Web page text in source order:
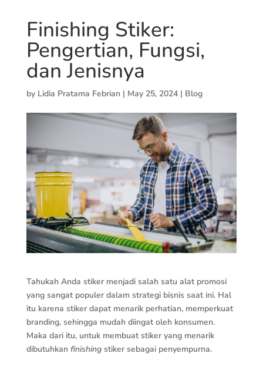
Finishing Stiker:
Pengertian, Fungsi,
dan Jenisnya
by Lidia Pratama Febrian | May 25, 2024| Blog
Tahukah Anda stiker menjadi salah satu alat promosi
yang sangat populer dalam strategi bisnis saat ini. Hal
itu karena stiker dapat menarik perhatian, memperkuat
branding, sehingga mudah diingat oleh konsumen.
Maka dari itu, untuk membuat stiker yang menarik
dibutuhkan finishingstiker sebagai penyempurna.